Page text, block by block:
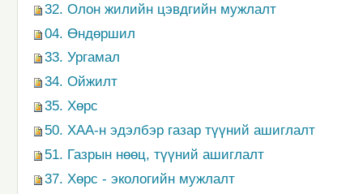
32. Олон жилийн цэвдгийн мужлалт
04. Өндөршил
33. Ургамал
34. Ойжилт
35. Хөрс
50. ХАА-н эдэлбэр газар түүний ашиглалт
51. Газрын нөөц, түүний ашиглалт
37. Хөрс - экологийн мужлалт